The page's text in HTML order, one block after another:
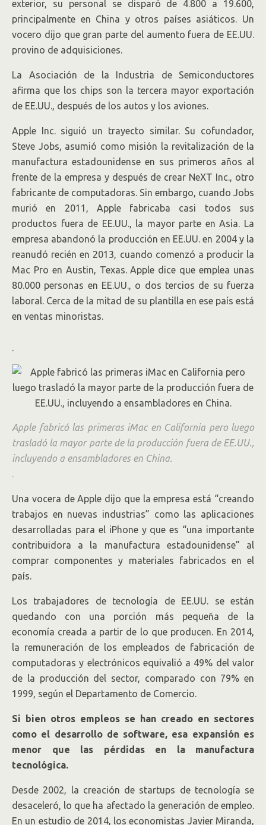
exterior, su personal se disparó de 4.800 a 19.600,
principalmente en China y otros países asiáticos. Un
vocero dijo que gran parte del aumento fuera de EE.UU.
provino de adquisiciones.
La Asociación de la Industria de Semiconductores
afirma que los chips son la tercera mayor exportación
de EE.UU., después de los autos y los aviones.
Apple Inc.siguió un trayecto similar. Su cofundador,
Steve Jobs, asumió como misión la revitalización de la
manufactura estadounidense en sus primeros años al
frente de la empresa y después de crear NeXT Inc., otro
fabricante de computadoras. Sin embargo, cuando Jobs
murió en 2011, Apple fabricaba casi todos sus
productos fuera de EE.UU., la mayor parte en Asia. La
empresa abandonó la producción en EE.UU. en 2004 y la
reanudó recién en 2013, cuando comenzó a producir la
Mac Pro en Austin, Texas. Apple dice que emplea unas
80.000 personas en EE.UU., o dos tercios de su fuerza
laboral. Cerca de la mitad de su plantilla en ese país está
en ventas minoristas.
.
Apple fabricó las primeras iMac en California pero luego
trasladó la mayor parte de la producción fuera de EE.UU.,
incluyendo a ensambladores en China.
.
Una vocera de Apple dijo que la empresa está “creando
trabajos en nuevas industrias” como las aplicaciones
desarrolladas para el iPhone y que es “una importante
contribuidora a la manufactura estadounidense” al
comprar componentes y materiales fabricados en el
país.
Los trabajadores de tecnología de EE.UU. se están
quedando con una porción más pequeña de la
economía creada a partir de lo que producen. En 2014,
la remuneración de los empleados de fabricación de
computadoras y electrónicos equivalió a 49% del valor
de la producción del sector, comparado con 79% en
1999, según el Departamento de Comercio.
Si bien otros empleos se han creado en sectores
como el desarrollo de software, esa expansión es
menor que las pérdidas en la manufactura
tecnológica.
Desde 2002, la creación de startups de tecnología se
desaceleró, lo que ha afectado la generación de empleo.
En un estudio de 2014, los economistas Javier Miranda,